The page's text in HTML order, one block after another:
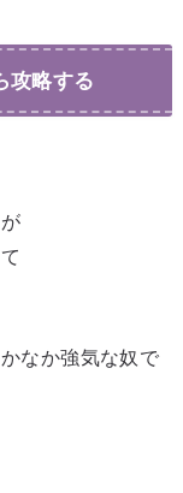
攻略する
なか強気な奴で